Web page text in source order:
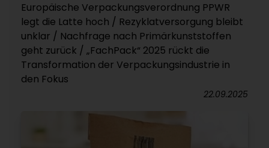
Europäische Verpackungsverordnung PPWR
legt die Latte hoch / Rezyklatversorgung bleibt
unklar / Nachfrage nach Primärkunststoffen
geht zurück / „FachPack“ 2025 rückt die
Transformation der Verpackungsindustrie in
den Fokus
22.09.2025